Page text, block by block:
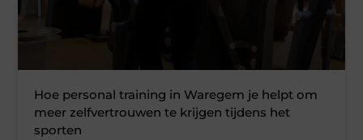
Hoe personal training in Waregem je helpt om
meer zelfvertrouwen te krijgen tijdens het
sporten